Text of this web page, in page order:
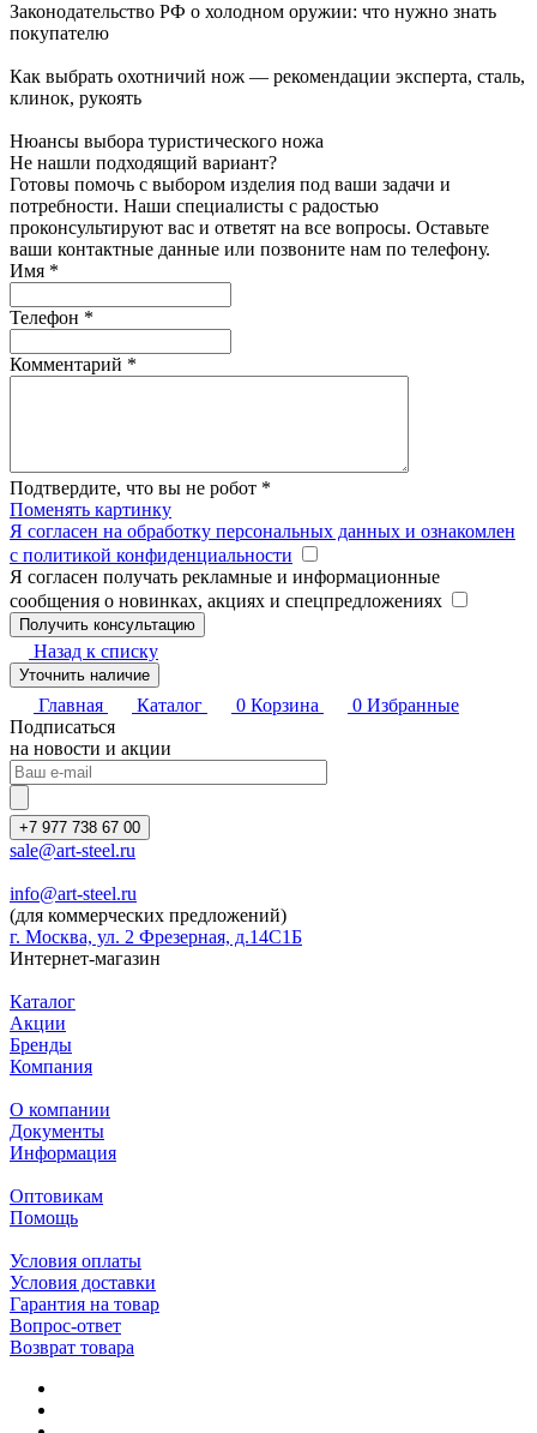
Законодательство РФ о холодном оружии: что нужно знать
покупателю
Как выбрать охотничий нож — рекомендации эксперта, сталь,
клинок, рукоять
Нюансы выбора туристического ножа
Не нашли подходящий вариант?
Готовы помочь с выбором изделия под ваши задачи и
потребности. Наши специалисты с радостью
проконсультируют вас и ответят на все вопросы. Оставьте
ваши контактные данные или позвоните нам по телефону.
Имя *
Телефон *
Комментарий *
Подтвердите, что вы не робот *
Поменять картинку
Я согласен на обработку персональных данных и ознакомлен
с политикой конфиденциальности
Я согласен получать рекламные и информационные
сообщения о новинках, акциях и спецпредложениях
Назад к списку
Уточнить наличие
Главная Каталог 0 Корзина 0 Избранные
Подписаться
на новости и акции
+7 977 738 67 00
sale@art-steel.ru
info@art-steel.ru
(для коммерческих предложений)
г. Москва, ул. 2 Фрезерная, д.14С1Б
Интернет-магазин
Каталог
Акции
Бренды
Компания
О компании
Документы
Информация
Оптовикам
Помощь
Условия оплаты
Условия доставки
Гарантия на товар
Вопрос-ответ
Возврат товара